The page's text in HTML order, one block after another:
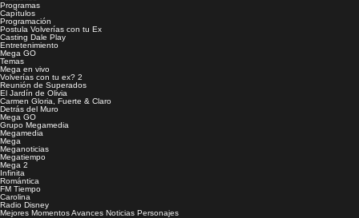
Programas
Capítulos
Programación
Postula Volverías con tu Ex
Casting Dale Play
Entretenimiento
Mega GO
Temas
Mega en vivo
Volverías con tu ex? 2
Reunión de Superados
El Jardín de Olivia
Carmen Gloria, Fuerte & Claro
Detrás del Muro
Mega GO
Grupo Megamedia
Megamedia
Mega
Meganoticias
Megatiempo
Mega 2
Infinita
Romántica
FM Tiempo
Carolina
Radio Disney
Mejores MomentosAvances Noticias Personajes